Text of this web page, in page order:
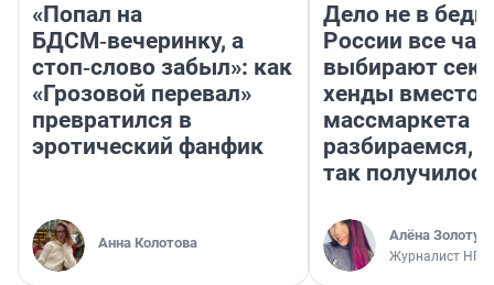
«Попал на
БДСМ‑вечеринку, а
стоп‑слово забыл»: как
«Грозовой перевал»
превратился в
эротический фанфик
Анна Колотова
Дело не в
России все
выбирают
хенды вместо
массмаркета —
разбираемся,
так
Алёна
Журналист НГС